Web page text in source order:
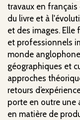
travaux en français
du livre et à
et des images. Elle
et professionnels
monde
géographiques et
approches
retours
porte en outre une
en matière de